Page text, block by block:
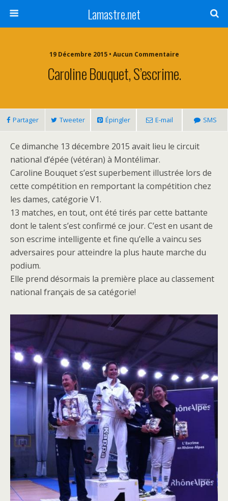
Lamastre.net
19 Décembre 2015 • Aucun Commentaire
Caroline Bouquet, S’escrime.
Partager Tweeter Épingler E-mail SMS
Ce dimanche 13 décembre 2015 avait lieu le circuit
national d’épée (vétéran) à Montélimar.
Caroline Bouquet s’est superbement illustrée lors de
cette compétition en remportant la compétition chez
les dames, catégorie V1.
13 matches, en tout, ont été tirés par cette battante
dont le talent s’est confirmé ce jour. C’est en usant de
son escrime intelligente et fine qu’elle a vaincu ses
adversaires pour atteindre la plus haute marche du
podium.
Elle prend désormais la première place au classement
national français de sa catégorie!